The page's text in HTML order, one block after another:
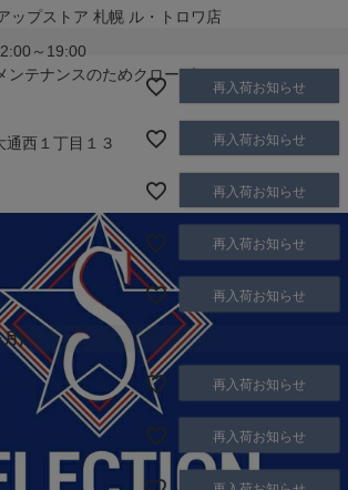
ップストア 札幌 ル・トロワ店
～19:00
ンテナンスのためクローズ）
通西１丁目１３
再入荷お知らせ
再入荷お知らせ
再入荷お知らせ
再入荷お知らせ
再入荷お知らせ
月)
再入荷お知らせ
再入荷お知らせ